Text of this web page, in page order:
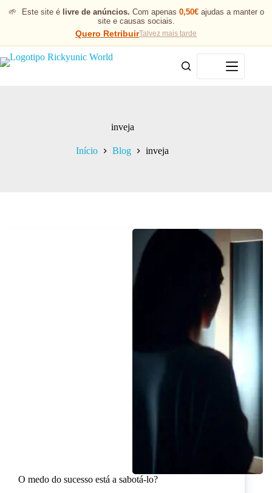
🌱 Este site é livre de anúncios. Com apenas 0,50€ajudas a manter o
site e causas sociais.
Quero RetribuirTalvez mais tarde
Menu
inveja
Início Blog inveja
O medo do sucesso está a sabotá-lo?